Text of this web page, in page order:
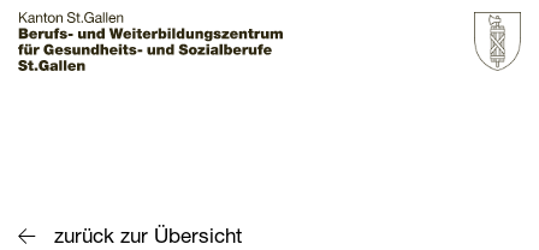
zurück zur Übersicht